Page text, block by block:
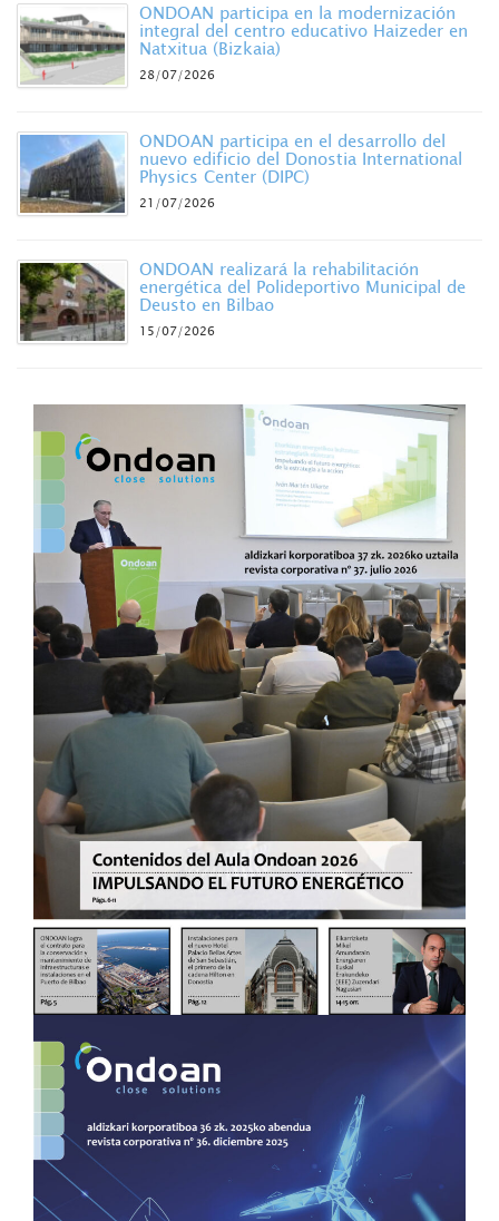
ONDOAN participa en la modernización
integral del centro educativo Haizeder en
Natxitua (Bizkaia)
28/07/2026
ONDOAN participa en el desarrollo del
nuevo edificio del Donostia International
Physics Center (DIPC)
21/07/2026
ONDOAN realizará la rehabilitación
energética del Polideportivo Municipal de
Deusto en Bilbao
15/07/2026